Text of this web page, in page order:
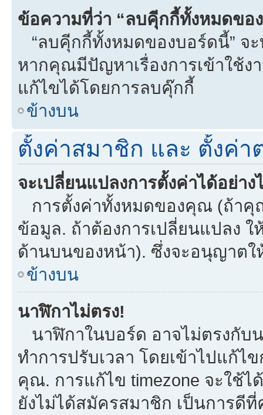
ข้อความที่ว่า “ลบคุีกกี้ทั้งหมดขอ
“ลบคุีกกี้ทั้งหมดของบอร์ดนี้” จ
หากคุณมีปัญหาเรื่องการเข้าใช้ง
แก้ไขได้โดยการลบคุ๊กกี้
ข้างบน
ตั้งค่าสมาชิก และ ตั้งค่า
จะเปลี่ยนแปลงการตั้งค่าได้อย่าง
การตั้งค่าทั้งหมดของคุณ (ถ้าคุ
ข้อมูล. ถ้าต้องการเปลี่ยนแปลง
ด้านบนของหน้า). ซึ่งจะอนุญาต
ข้างบน
นาฬิกาไม่ตรง!
นาฬิกาในบอร์ด อาจไม่ตรงกั
ทำการปรับเวลา โดยเข้าไปแก้ไ
คุณ. การแก้ไข timezone จะใช้
ยังไม่ได้สมัครสมาชิก เป็นการ